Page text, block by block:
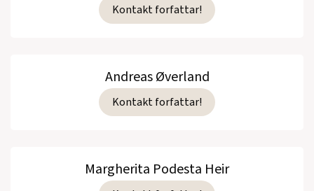
Kontakt forfattar!
Andreas Øverland
Kontakt forfattar!
Margherita Podesta Heir